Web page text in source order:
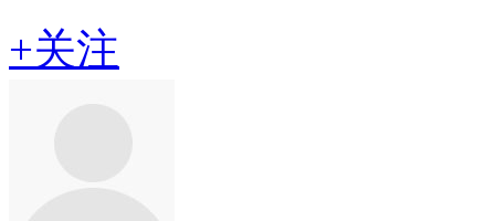
+关注